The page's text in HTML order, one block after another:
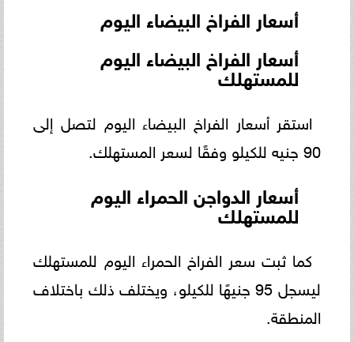
أسعار الفراخ البيضاء اليوم
أسعار الفراخ البيضاء اليوم
للمستهلك
استقر أسعار الفراخ البيضاء اليوم لتصل إلى
90 جنيه للكيلو وفقًا لسعر المستهلك.
أسعار الدواجن الحمراء اليوم
للمستهلك
كما ثبت سعر الفراخ الحمراء اليوم للمستهلك
ليسجل 95 جنيهًا للكيلو، ويختلف ذلك باختلاف
المنطقة.